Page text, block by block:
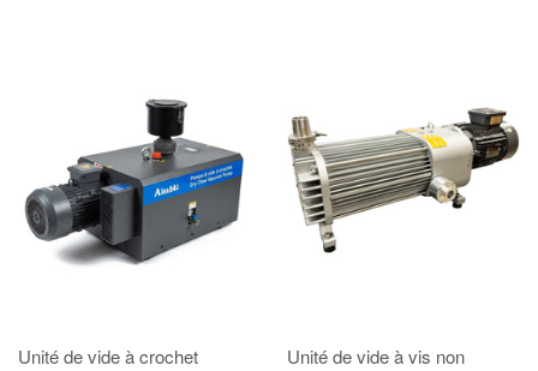
Unité de vide à crochet
Unité de vide à vis non